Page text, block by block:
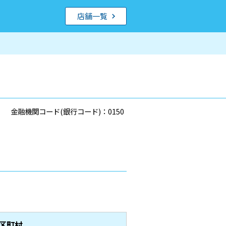
店舗一覧
金融機関コード(銀行コード)：0150